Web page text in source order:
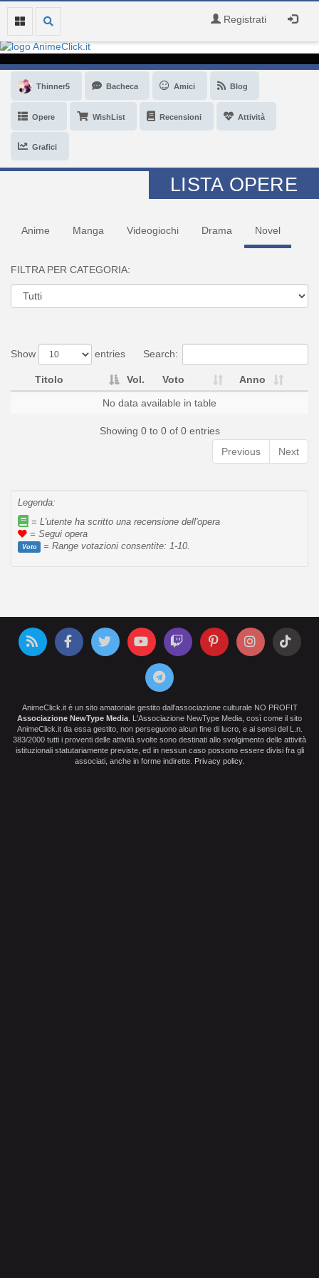
Registrati
Thinner5 Bacheca Amici Blog
Opere WishList Recensioni Attività
Grafici
LISTA OPERE
Anime Manga Videogiochi Drama Novel
FILTRA PER CATEGORIA:
Show entries Search:
Titolo Vol. Voto Anno
No data available in table
Showing 0 to 0 of 0 entries
Previous
Next
Legenda:
= L'utente ha scritto una recensione dell'opera
= Segui opera
Voto = Range votazioni consentite: 1-10.
AnimeClick.it è un sito amatoriale gestito dall'associazione culturale NO PROFIT
Associazione NewType Media . L'Associazione NewType Media, così come il sito
AnimeClick.it da essa gestito, non perseguono alcun fine di lucro, e ai sensi del L.n.
383/2000 tutti i proventi delle attività svolte sono destinati allo svolgimento delle attività
istituzionali statutariamente previste, ed in nessun caso possono essere divisi fra gli
associati, anche in forme indirette.
Privacy policy.